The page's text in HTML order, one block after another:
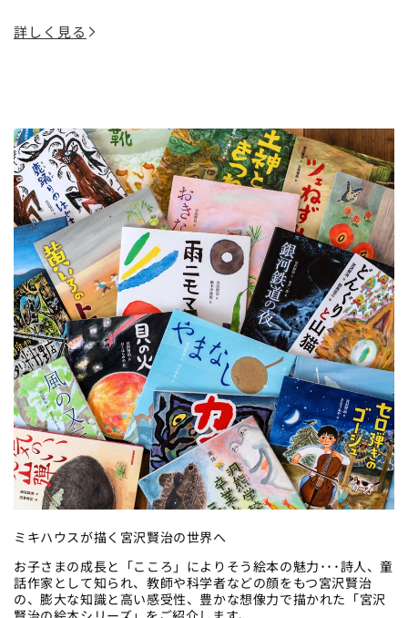
詳しく見る
ミキハウスが描く宮沢賢治の世界へ
お子さまの成長と「こころ」によりそう絵本の魅力･･･詩人、童
話作家として知られ、教師や科学者などの顔をもつ宮沢賢治
の、膨大な知識と高い感受性、豊かな想像力で描かれた「宮沢